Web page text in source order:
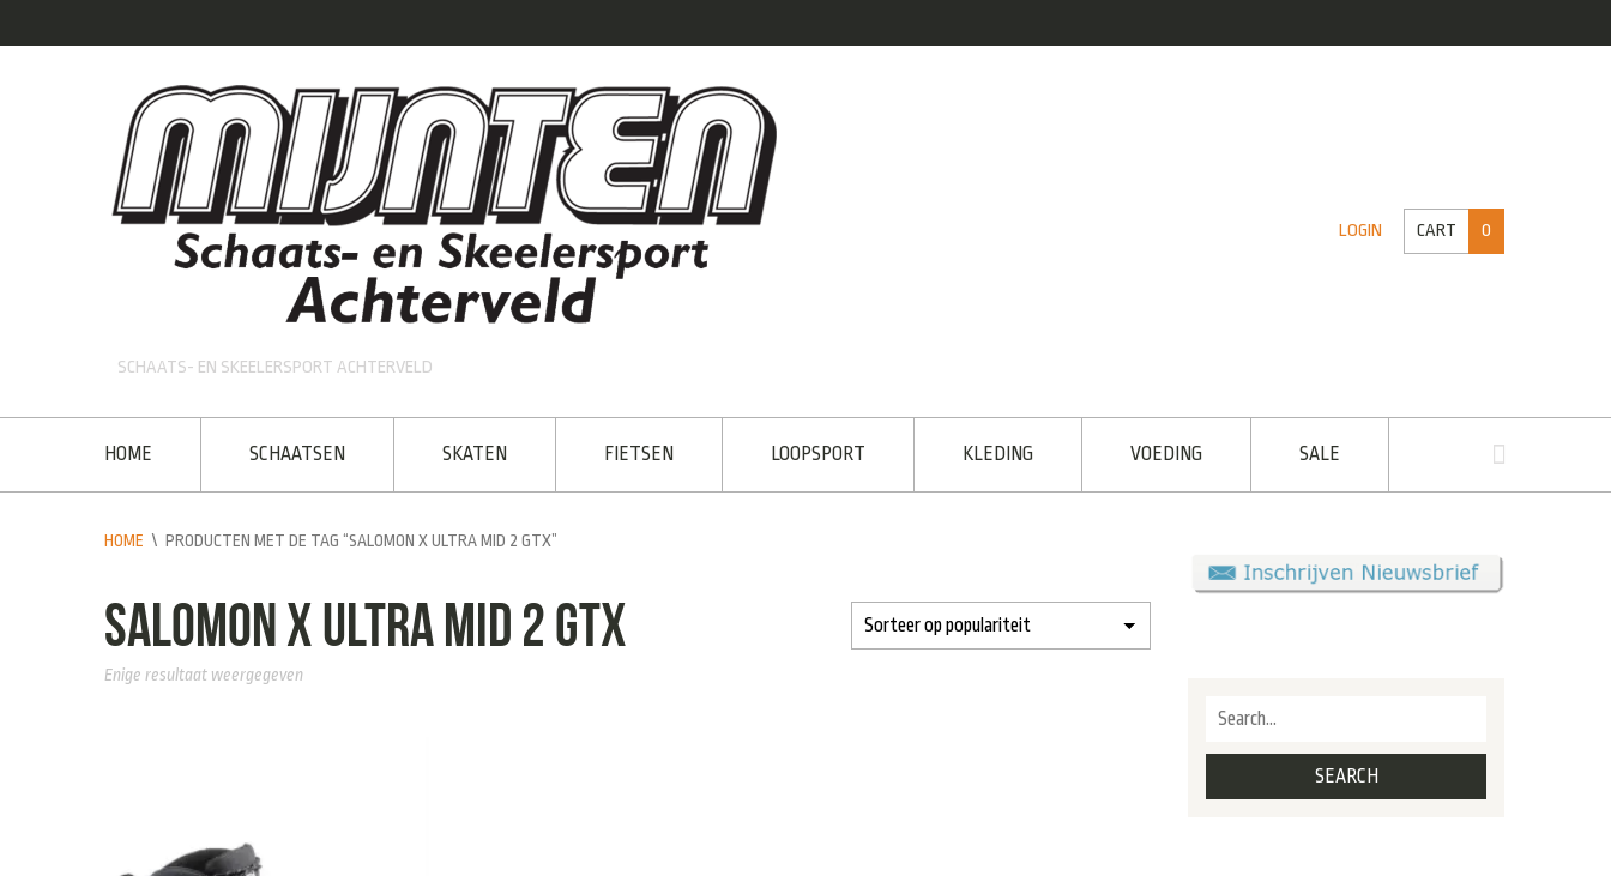
SCHAATS- EN SKEELERSPORT ACHTERVELD
LOGIN CART 0
HOME SCHAATSEN SKATEN FIETSEN LOOPSPORT KLEDING VOEDING SALE
HOME \ PRODUCTEN MET DE TAG “SALOMON X ULTRA MID 2 GTX”
Salomon X Ultra Mid 2 GTX
Enige resultaat weergegeven